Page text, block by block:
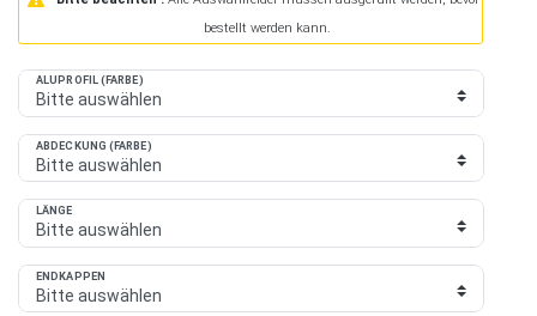
bestellt werden kann.
ALUPROFIL (FARBE)
ABDECKUNG (FARBE)
LÄNGE
ENDKAPPEN